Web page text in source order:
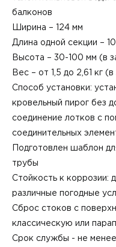
балконов
Ширина – 124 мм
Длина одной секции –
Высота – 30-100 мм (в
Вес – от 1,5 до 2,61 кг
Способ установки:
кровельный пирог без
соединение лотков с
соединительных
Подготовлен шаблон
трубы
Стойкость к коррозии:
различные погодные
Сброс стоков с
классическую или
Срок службы - не